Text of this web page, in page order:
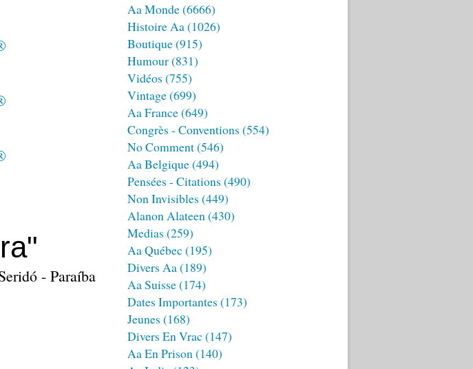
- Paraíba
Aa Monde(6666)
Histoire Aa(1026)
Boutique(915)
Humour(831)
Vidéos (755)
Vintage(699)
Aa France(649)
Congrès - Conventions (554)
No Comment(546)
Aa Belgique(494)
Pensées - Citations (490)
Non Invisibles (449)
Alanon Alateen(430)
Medias (259)
Aa Québec (195)
Divers Aa(189)
Aa Suisse(174)
Dates Importantes (173)
Jeunes (168)
Divers En Vrac (147)
Aa En Prison(140)